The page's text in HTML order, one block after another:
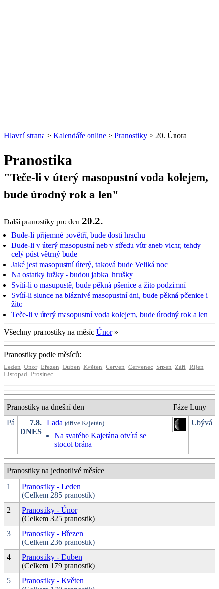
Hlavní strana > Kalendáře online > Pranostiky > 20. Února
Pranostika
"Teče-li v úterý masopustní voda kolejem,
bude úrodný rok a len"
Další pranostiky pro den 20.2.
Bude-li příjemné povětří, bude dosti hrachu
Bude-li v úterý masopustní neb v středu vítr aneb vichr, tehdy
celý půst větrný bude
Jaké jest masopustní úterý, taková bude Veliká noc
Na ostatky lužky - budou jabka, hrušky
Svítí-li o masupustě, bude pěkná pšenice a žito podzimní
Svítí-li slunce na bláznivé masopustní dni, bude pěkná pčenice i
žito
Teče-li v úterý masopustní voda kolejem, bude úrodný rok a len
Všechny pranostiky na měsíc Únor»
Pranostiky podle měsíců:
Leden Únor Březen Duben Květen Červen Červenec Srpen Září Říjen
Listopad Prosinec
Pranostiky na dnešní den
Fáze Luny
Pá
7.8.
DNES
Lada (dříve Kajetán)
Na svatého Kajetána otvírá se
stodol brána
Ubývá
Pranostiky na jednotlivé měsíce
1
Pranostiky - Leden
(Celkem 285 pranostik)
2
Pranostiky - Únor
(Celkem 325 pranostik)
3
Pranostiky - Březen
(Celkem 236 pranostik)
4
Pranostiky - Duben
(Celkem 179 pranostik)
5
Pranostiky - Květen